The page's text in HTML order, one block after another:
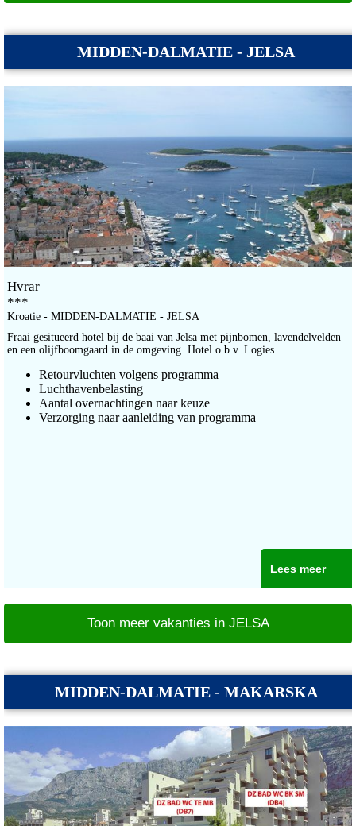
MIDDEN-DALMATIE - JELSA
Hvrar
***
Kroatie - MIDDEN-DALMATIE - JELSA
Fraai gesitueerd hotel bij de baai van Jelsa met pijnbomen, lavendelvelden
en een olijfboomgaard in de omgeving. Hotel o.b.v. Logies ...
Retourvluchten volgens programma
Luchthavenbelasting
Aantal overnachtingen naar keuze
Verzorging naar aanleiding van programma
Lees meer
Toon meer vakanties in JELSA
MIDDEN-DALMATIE - MAKARSKA